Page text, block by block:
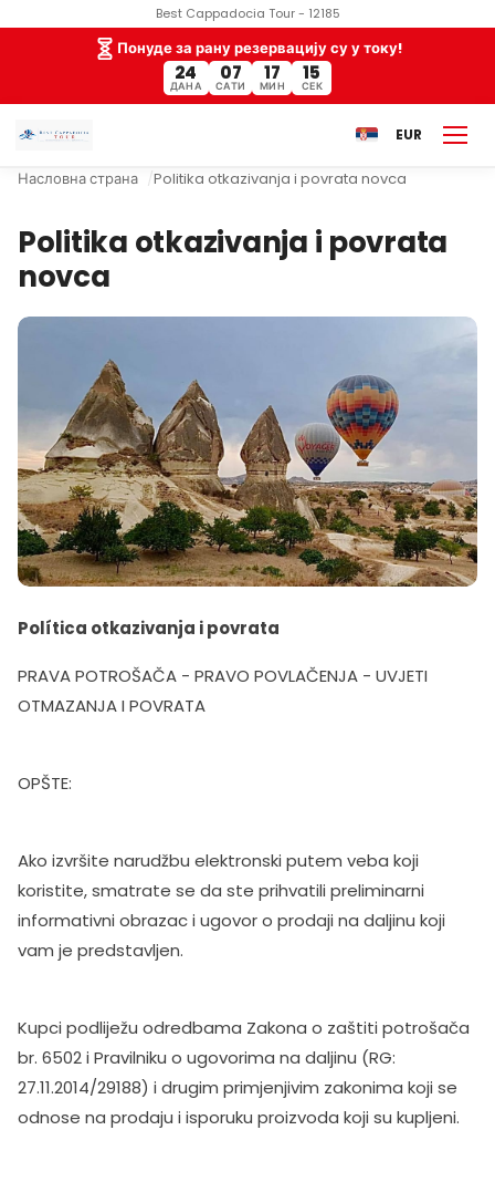
Best Cappadocia Tour - 12185
Понуде за рану резервацију су у току!
24
ДАНА
07
САТИ
17
МИН
14
СЕК
EUR
Насловна страна Politika otkazivanja i povrata novca
Politika otkazivanja i povrata
novca
Política otkazivanja i povrata
PRAVA POTROŠAČA - PRAVO POVLAČENJA - UVJETI
OTMAZANJA I POVRATA
OPŠTE:
Ako izvršite narudžbu elektronski putem veba koji
koristite, smatrate se da ste prihvatili preliminarni
informativni obrazac i ugovor o prodaji na daljinu koji
vam je predstavljen.
Kupci podliježu odredbama Zakona o zaštiti potrošača
br. 6502 i Pravilniku o ugovorima na daljinu (RG:
27.11.2014/29188) i drugim primjenjivim zakonima koji se
odnose na prodaju i isporuku proizvoda koji su kupljeni.